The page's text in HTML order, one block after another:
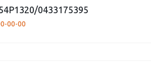
0433175395
00-00